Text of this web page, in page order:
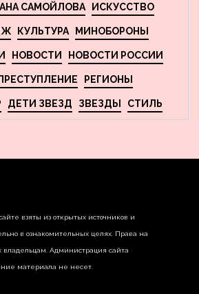
САМОЙЛОВА ИСКУССТВО
КУЛЬТУРА МИНОБОРОНЫ
НОВОСТИ НОВОСТИ РОССИИ
ПРЕСТУПЛЕНИЕ РЕГИОНЫ
ДЕТИ ЗВЕЗД ЗВЕЗДЫ СТИЛЬ
взяты из открытых источников и
в ознакомительных целях. Права на
Администрация сайта
материала не несет.